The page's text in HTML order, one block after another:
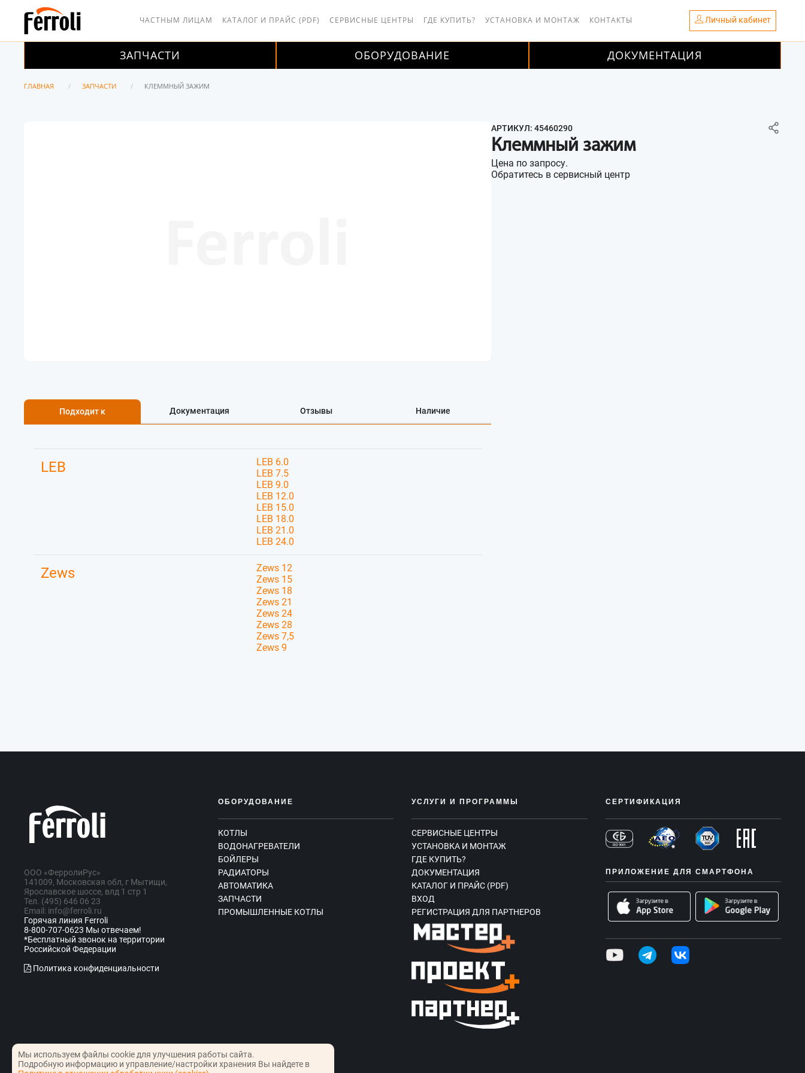
ЧАСТНЫМ ЛИЦАМ КАТАЛОГ И ПРАЙС (PDF) СЕРВИСНЫЕ ЦЕНТРЫ ГДЕ КУПИТЬ? УСТАНОВКА И МОНТАЖ КОНТАКТЫ Личный кабинет
ЗАПЧАСТИ ОБОРУДОВАНИЕ ДОКУМЕНТАЦИЯ
ГЛАВНАЯ ЗАПЧАСТИ КЛЕММНЫЙ ЗАЖИМ
АРТИКУЛ: 45460290
Клеммный зажим
Цена по запросу.
Обратитесь в сервисный центр
Подходит к Документация Отзывы Наличие
LEB
LEB 6.0
LEB 7.5
LEB 9.0
LEB 12.0
LEB 15.0
LEB 18.0
LEB 21.0
LEB 24.0
Zews
Zews 12
Zews 15
Zews 18
Zews 21
Zews 24
Zews 28
Zews 7,5
Zews 9
ООО «ФерролиРус»
141009, Московская обл, г Мытищи,
Ярославское шоссе, влд 1 стр 1
Тел. (495) 646 06 23
Email: info@ferroli.ru
Горячая линия Ferroli
8-800-707-0623 Мы отвечаем!
*Бесплатный звонок на территории
Российской Федерации
Политика конфиденциальности
ОБОРУДОВАНИЕ
КОТЛЫ
ВОДОНАГРЕВАТЕЛИ
БОЙЛЕРЫ
РАДИАТОРЫ
АВТОМАТИКА
ЗАПЧАСТИ
ПРОМЫШЛЕННЫЕ КОТЛЫ
УСЛУГИ И ПРОГРАММЫ
СЕРВИСНЫЕ ЦЕНТРЫ
УСТАНОВКА И МОНТАЖ
ГДЕ КУПИТЬ?
ДОКУМЕНТАЦИЯ
КАТАЛОГ И ПРАЙС (PDF)
ВХОД
РЕГИСТРАЦИЯ ДЛЯ ПАРТНЕРОВ
СЕРТИФИКАЦИЯ
ПРИЛОЖЕНИЕ ДЛЯ СМАРТФОНА
© Copyright Сервис Ferroli 2026
Мы используем файлы cookie для улучшения работы сайта.
Подробную информацию и управление/настройки хранения Вы найдете в